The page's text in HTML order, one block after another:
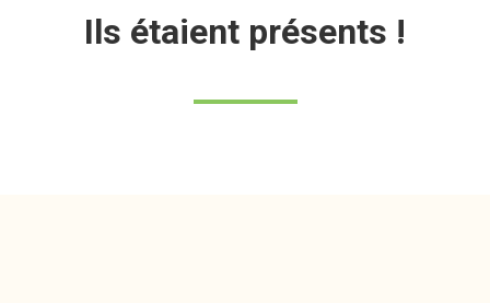
Ils étaient présents !